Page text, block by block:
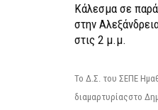
Κάλεσμα σε
στην
στις 2 μ.μ.
Το Δ.Σ. του ΣΕΠΕ
διαμαρτυρίαςστο